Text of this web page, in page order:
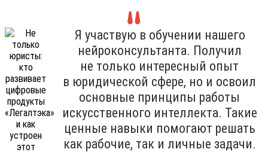
Я участвую в обучении нашего
нейроконсультанта. Получил
не только интересный опыт
в юридической сфере, но и освоил
основные принципы работы
искусственного интеллекта. Такие
ценные навыки помогают решать
как рабочие, так и личные задачи.